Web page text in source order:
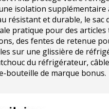
isolation supplémentaire
résistant et durable, le
pratique pour des
des fentes de retenue
sur une glissière de
du réfrigérateur,
bouteille de marque bonus.